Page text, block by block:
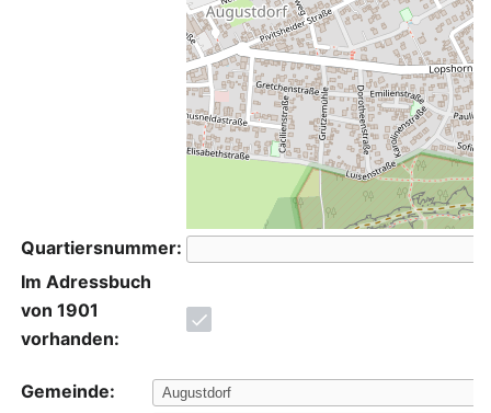
Quartiersnummer:
Im Adressbuch
von 1901
vorhanden:
Gemeinde: